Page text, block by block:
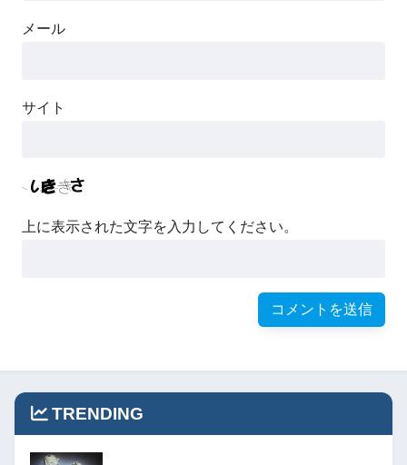
メール
サイト
上に表示された文字を入力してください。
TRENDING